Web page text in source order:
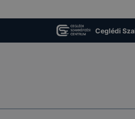
Ceglédi
honlapunk funkcióinak teljes
eltérően fog működni